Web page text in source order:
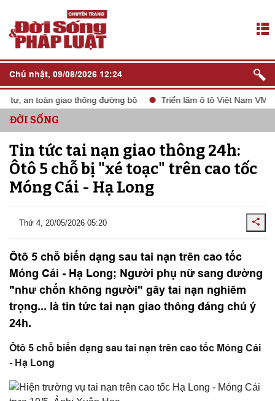
Chủ nhật, 09/08/2026 12:24
an toàn giao thông đường bộ Triển lãm ô tô Việt Nam VMS
ĐỜI SỐNG
Tin tức tai nạn giao thông 24h:
Ôtô 5 chỗ bị "xé toạc" trên cao tốc
Móng Cái - Hạ Long
Thứ 4, 20/05/2026 05:20
Ôtô 5 chỗ biến dạng sau tai nạn trên cao tốc
Móng Cái - Hạ Long; Người phụ nữ sang đường
"như chốn không người" gây tai nạn nghiêm
trọng... là tin tức tai nạn giao thông đáng chú ý
24h.
Ôtô 5 chỗ biến dạng sau tai nạn trên cao tốc Móng Cái
- Hạ Long